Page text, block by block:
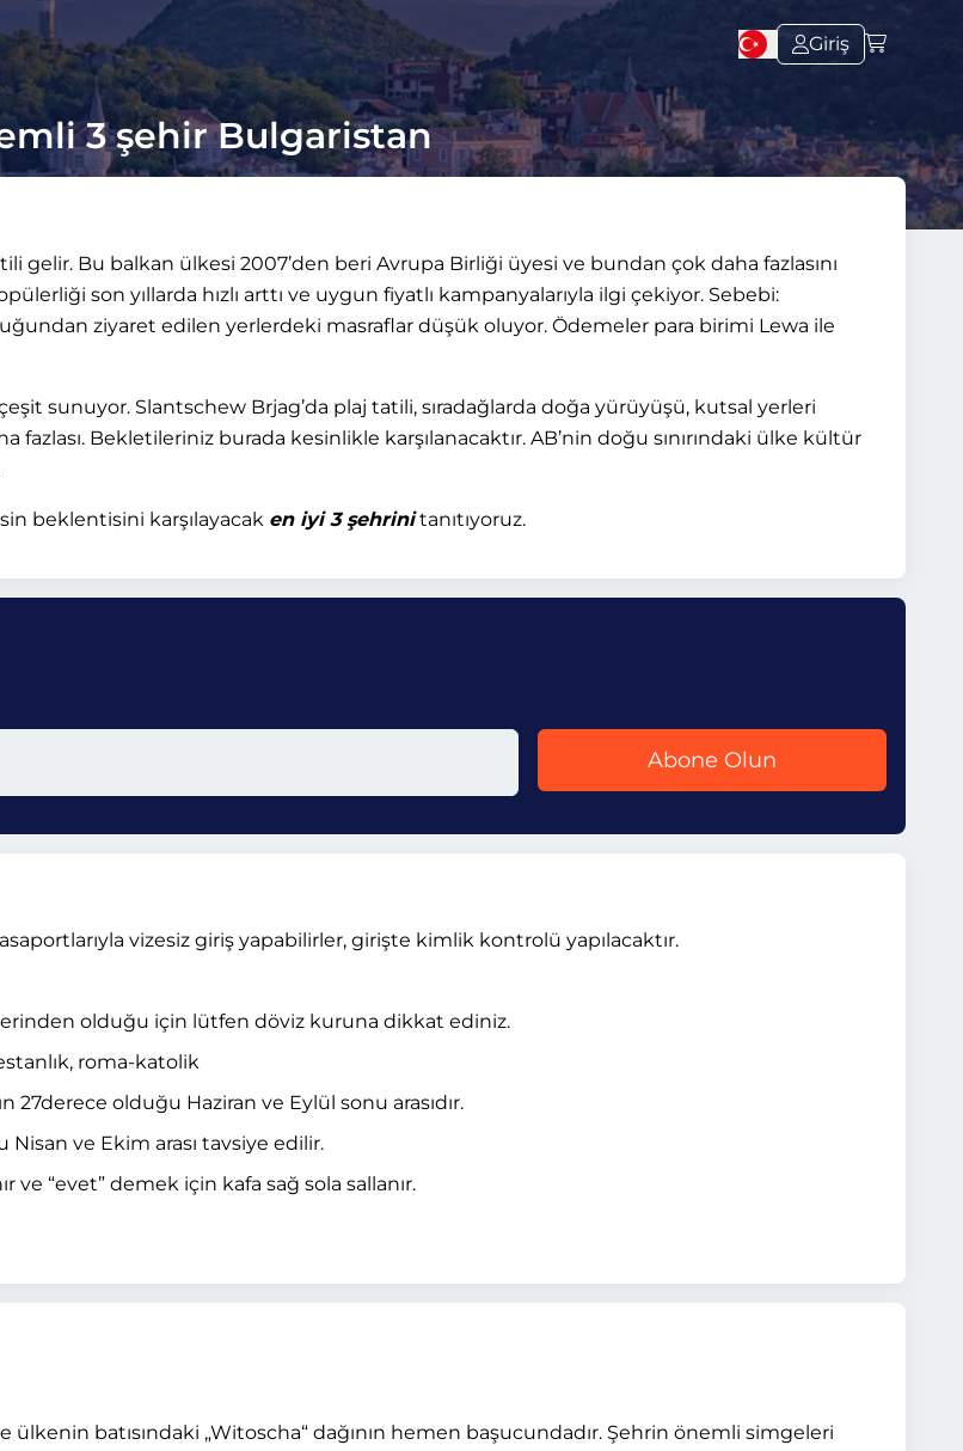
Giriş
3 şehir Bulgaristan
Bu balkan ülkesi 2007’den beri Avrupa Birliği üyesi ve bundan çok daha fazlasını
son yıllarda hızlı arttı ve uygun fiyatlı kampanyalarıyla ilgi çekiyor. Sebebi:
ziyaret edilen yerlerdeki masraflar düşük oluyor. Ödemeler para birimi Lewa ile
sunuyor. Slantschew Brjag’da plaj tatili, sıradağlarda doğa yürüyüşü, kutsal yerleri
Bekletileriniz burada kesinlikle karşılanacaktır. AB’nin doğu sınırındaki ülke kültür
beklentisini karşılayacak en iyi 3 şehrinitanıtıyoruz.
Abone Olun
vizesiz giriş yapabilirler, girişte kimlik kontrolü yapılacaktır.
olduğu için lütfen döviz kuruna dikkat ediniz.
roma-katolik
27derece olduğu Haziran ve Eylül sonu arasıdır.
Nisan ve Ekim arası tavsiye edilir.
ve “evet” demek için kafa sağ sola sallanır.
batısındaki „Witoscha“ dağının hemen başucundadır. Şehrin önemli simgeleri